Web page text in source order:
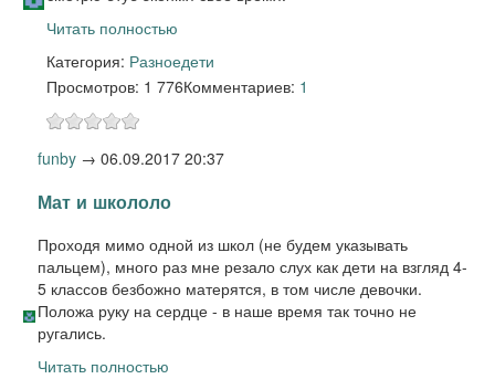
Читать полностью
Категория: Разноедети
Просмотров: 1 776Комментариев: 1
funby → 06.09.2017 20:37
Мат и школоло
Проходя мимо одной из школ (не будем указывать
пальцем), много раз мне резало слух как дети на взгляд 4-
5 классов безбожно матерятся, в том числе девочки.
Положа руку на сердце - в наше время так точно не
ругались.
Читать полностью